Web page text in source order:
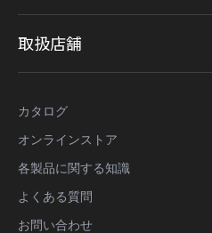
取扱店舗
カタログ
オンラインストア
各製品に関する知識
よくある質問
お問い合わせ